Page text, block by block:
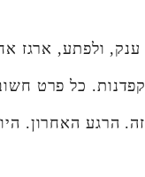
ולפתע, ארגז
כל פרט
הרגע האחרון.